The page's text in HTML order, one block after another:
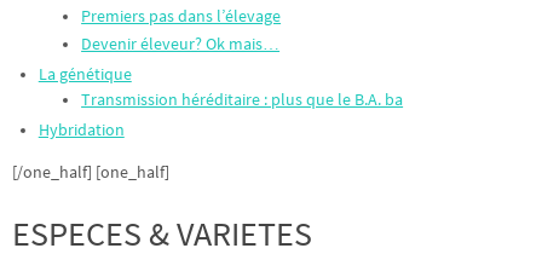
Premiers pas dans l’élevage
Devenir éleveur? Ok mais…
La génétique
Transmission héréditaire : plus que le B.A. ba
Hybridation
[/one_half] [one_half]
ESPECES & VARIETES